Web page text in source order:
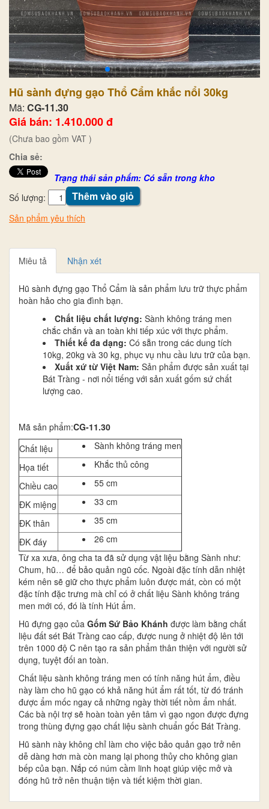
Hũ sành đựng gạo Thổ Cẩm khắc nổi 30kg
Mã: CG-11.30
Giá bán: 1.410.000 đ
(Chưa bao gồm VAT )
Chia sẻ:
Trạng thái sản phẩm: Có sẵn trong kho
Số lượng:
Thêm vào giỏ
Sản phẩm yêu thích
Miêu tả Nhận xét
Hũ sành đựng gạo Thổ Cẩm là sản phẩm lưu trữ thực phẩm
hoàn hảo cho gia đình bạn.
Chất liệu chất lượng: Sành không tráng men
chắc chắn và an toàn khi tiếp xúc với thực phẩm.
Thiết kế đa dạng: Có sẵn trong các dung tích
10kg, 20kg và 30 kg, phục vụ nhu cầu lưu trữ của bạn.
Xuất xứ từ Việt Nam: Sản phẩm được sản xuất tại
Bát Tràng - nơi nổi tiếng với sản xuất gốm sứ chất
lượng cao.
Mã sản phẩm:CG-11.30
Chất liệu
Sành không tráng men
Họa tiết
Khắc thủ công
Chiều cao
55 cm
ĐK miệng
33 cm
ĐK thân
35 cm
ĐK đáy
26 cm
Từ xa xưa, ông cha ta đã sử dụng vật liệu bằng Sành như:
Chum, hũ… để bảo quản ngũ cốc. Ngoài đặc tính dẫn nhiệt
kém nên sẽ giữ cho thực phẩm luôn được mát, còn có một
đặc tính đặc trưng mà chỉ có ở chất liệu Sành không tráng
men mới có, đó là tính Hút ẩm.
Hũ đựng gạo của Gốm Sứ Bảo Khánh được làm bằng chất
liệu đất sét Bát Tràng cao cấp, được nung ở nhiệt độ lên tới
trên 1000 độ C nên tạo ra sản phẩm thân thiện với người sử
dụng, tuyệt đối an toàn.
Chất liệu sành không tráng men có tính năng hút ẩm, điều
này làm cho hũ gạo có khả năng hút ẩm rất tốt, từ đó tránh
được ẩm mốc ngay cả những ngày thời tiết nồm ẩm nhất.
Các bà nội trợ sẽ hoàn toàn yên tâm vì gạo ngon được đựng
trong thùng đựng gạo chất liệu sành chuẩn gốc Bát Tràng.
Hũ sành này không chỉ làm cho việc bảo quản gạo trở nên
dễ dàng hơn mà còn mang lại phong thủy cho không gian
bếp của bạn. Nắp có núm cầm linh hoạt giúp việc mở và
đóng hũ trở nên thuận tiện và tiết kiệm thời gian.